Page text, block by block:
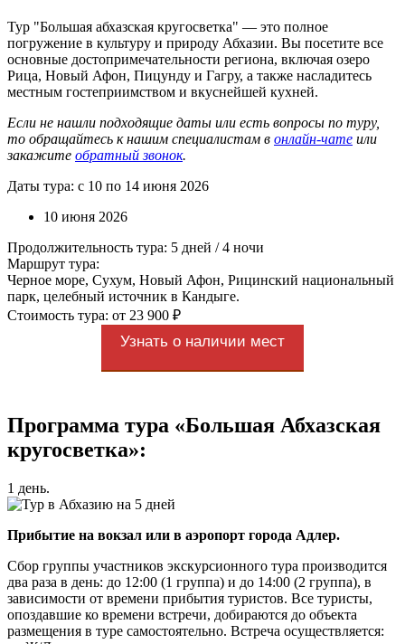
Тур "Большая абхазская кругосветка" — это полное
погружение в культуру и природу Абхазии. Вы посетите все
основные достопримечательности региона, включая озеро
Рица, Новый Афон, Пицунду и Гагру, а также насладитесь
местным гостеприимством и вкуснейшей кухней.
Если не нашли подходящие даты или есть вопросы по туру,
то обращайтесь к нашим специалистам в онлайн-чате или
закажите обратный звонок.
Даты тура: с 10 по 14 июня 2026
10 июня 2026
Продолжительность тура: 5 дней / 4 ночи
Маршрут тура:
Черное море, Сухум, Новый Афон, Рицинский национальный
парк, целебный источник в Кандыге.
Стоимость тура: от 23 900 ₽
Узнать о наличии мест
Программа тура «Большая Абхазская
кругосветка»:
1 день.
Прибытие на вокзал или в аэропорт города Адлер.
Сбор группы участников экскурсионного тура производится
два раза в день: до 12:00 (1 группа) и до 14:00 (2 группа), в
зависимости от времени прибытия туристов. Все туристы,
опоздавшие ко времени встречи, добираются до объекта
размещения в туре самостоятельно. Встреча осуществляется: